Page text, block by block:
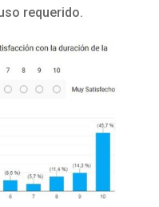
requerido.